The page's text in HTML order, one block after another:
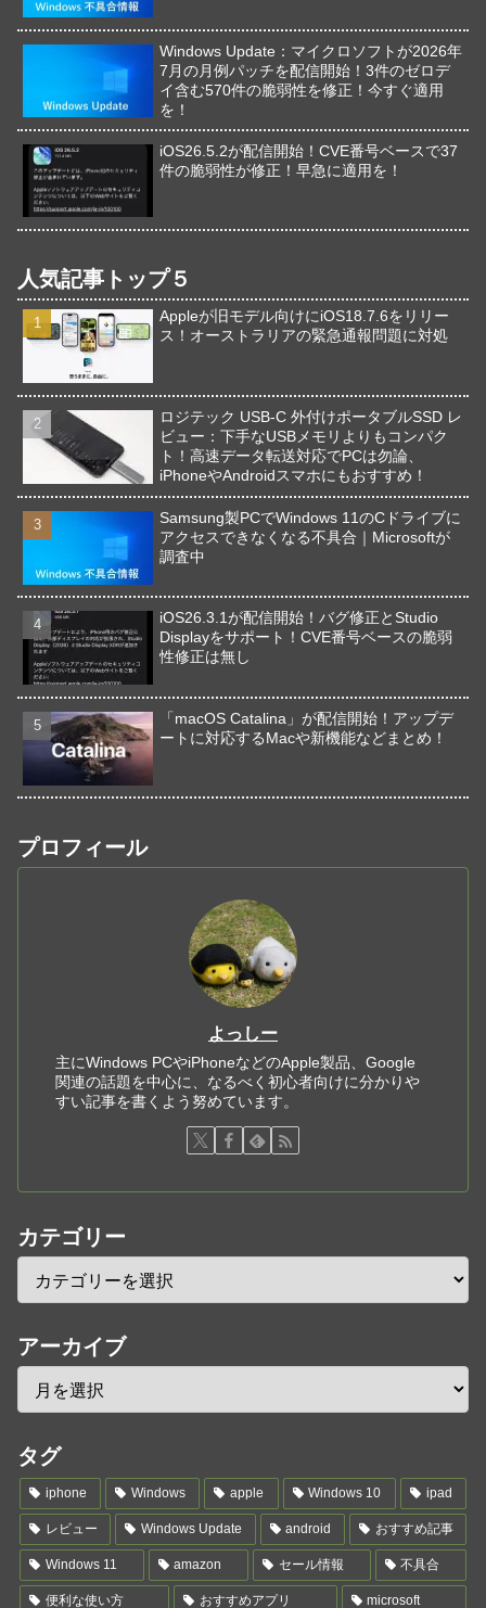
Windows Update：マイクロソフトが2026年
7月の月例パッチを配信開始！3件のゼロデ
イ含む570件の脆弱性を修正！今すぐ適用
を！
iOS26.5.2が配信開始！CVE番号ベースで37
件の脆弱性が修正！早急に適用を！
人気記事トップ５
Appleが旧モデル向けにiOS18.7.6をリリー
ス！オーストラリアの緊急通報問題に対処
ロジテック USB-C 外付けポータブルSSD レ
ビュー：下手なUSBメモリよりもコンパク
ト！高速データ転送対応でPCは勿論、
iPhoneやAndroidスマホにもおすすめ！
Samsung製PCでWindows 11のCドライブに
アクセスできなくなる不具合｜Microsoftが
調査中
iOS26.3.1が配信開始！バグ修正とStudio
Displayをサポート！CVE番号ベースの脆弱
性修正は無し
「macOS Catalina」が配信開始！アップデ
ートに対応するMacや新機能などまとめ！
プロフィール
よっしー
主にWindows PCやiPhoneなどのApple製品、Google
関連の話題を中心に、なるべく初心者向けに分かりや
すい記事を書くよう努めています。
カテゴリー
アーカイブ
タグ
iphone Windows apple Windows 10 ipad
レビュー Windows Update android おすすめ記事
Windows 11 amazon セール情報 不具合
便利な使い方 おすすめアプリ microsoft